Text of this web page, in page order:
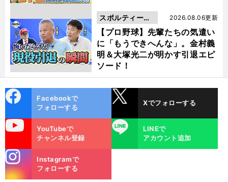
【プロ野球】先輩たちの気遣い
に「もうできへんな」。金村義
明＆大塚光二が明かす引退エピ
ソード！
2026.08.06更新
スポルティーバ
動画
ok
Facebookで
フォローする
Xでフォローする
YouTubeで
チャンネル登録
LINE
LINEで
アカウント追加
m
Instagramで
フォローする